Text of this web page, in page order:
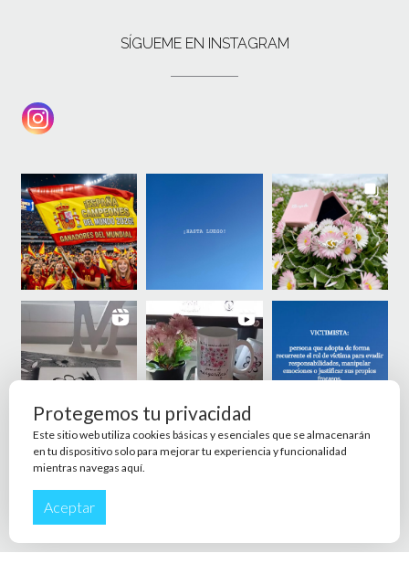
SÍGUEME EN INSTAGRAM
Protegemos tu privacidad
Este sitio web utiliza cookies básicas y esenciales que se almacenarán
en tu dispositivo solo para mejorar tu experiencia y funcionalidad
mientras navegas aquí.
Aceptar